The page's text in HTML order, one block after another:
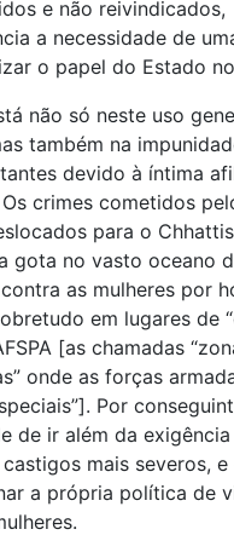
e não reivindicados,
a necessidade de
o papel do Estado
não só neste uso
também na
devido à íntima
crimes cometidos
para o
gota no vasto oceano
as mulheres por
em lugares de
[as chamadas
onde as forças
Por
de ir além da
mais severos,
a própria política de